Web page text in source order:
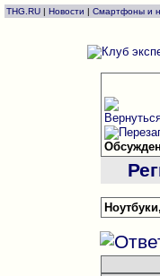
THG.RU | Новости | Смартфоны и